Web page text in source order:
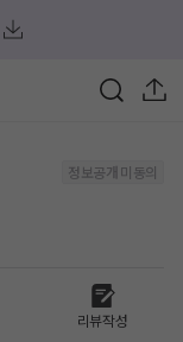
정보공개 미동의
리뷰작성